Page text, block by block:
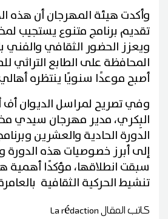
وأكدت هيئة المهرجان أن هذه
تقديم برنامج متنوع يستجيب
ويعزز الحضور الثقافي والفني
المحافظة على الطابع التراثي
أصبح موعدًا سنويًا ينتظره
وفي تصريح لمراسل الديوان
البِكري، مدير مهرجان سيدي
الدورة الحادية والعشرين
إلى أبرز خصوصيات هذه الدورة
سبقت انطلاقها، مؤكدًا أهمية
تنشيط الحركية الثقافية
كاتب المقالLa rédaction